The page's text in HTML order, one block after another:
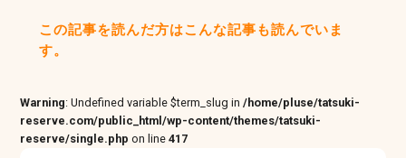
この記事を読んだ方はこんな記事も読んでいま
す。
Warning: Undefined variable $term_slug in/home/pluse/tatsuki-
reserve.com/public_html/wp-content/themes/tatsuki-
reserve/single.php on line417